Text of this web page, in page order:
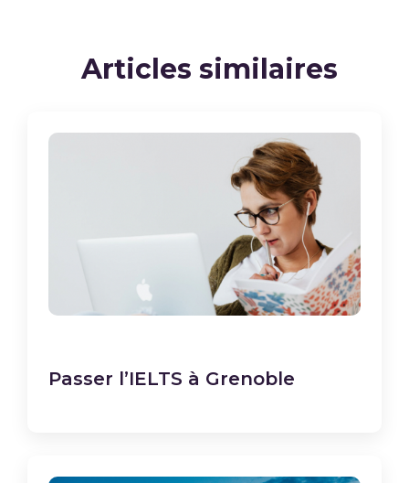
Articles similaires
Passer l’IELTS à Grenoble